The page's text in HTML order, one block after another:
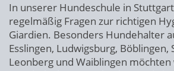
In unserer Hundeschule in
regelmäßig Fragen zur richtigen
Giardien. Besonders Hundehalter
Esslingen, Ludwigsburg, Böblingen,
Leonberg und Waiblingen möchten